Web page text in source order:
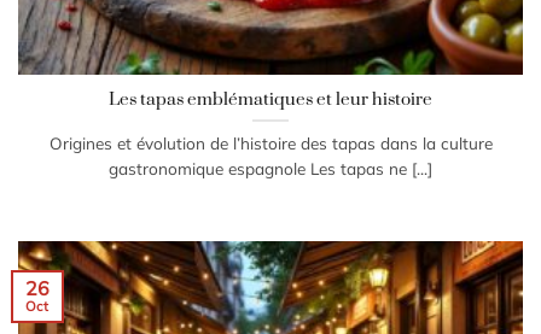
Les tapas emblématiques et leur histoire
Origines et évolution de l’histoire des tapas dans la culture
gastronomique espagnole Les tapas ne [...]
26
Oct